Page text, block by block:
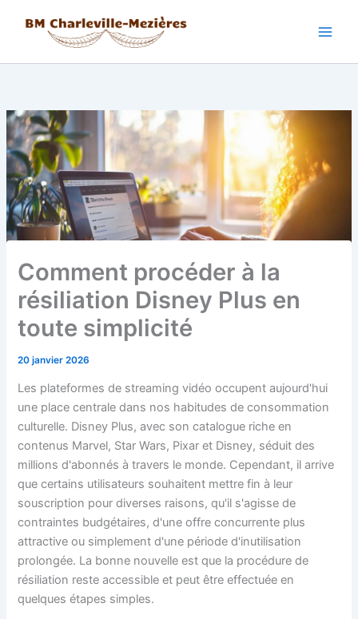
Comment procéder à la
résiliation Disney Plus en
toute simplicité
20 janvier 2026
Les plateformes de streaming vidéo occupent aujourd'hui
une place centrale dans nos habitudes de consommation
culturelle. Disney Plus, avec son catalogue riche en
contenus Marvel, Star Wars, Pixar et Disney, séduit des
millions d'abonnés à travers le monde. Cependant, il arrive
que certains utilisateurs souhaitent mettre fin à leur
souscription pour diverses raisons, qu'il s'agisse de
contraintes budgétaires, d'une offre concurrente plus
attractive ou simplement d'une période d'inutilisation
prolongée. La bonne nouvelle est que la procédure de
résiliation reste accessible et peut être effectuée en
quelques étapes simples.